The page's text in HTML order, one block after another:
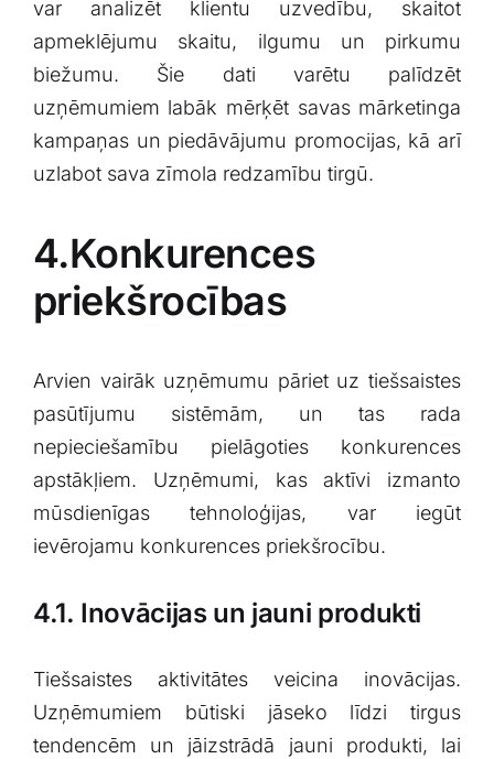
var analizēt klientu uzvedību, skaitot
apmeklējumu skaitu, ilgumu un pirkumu
biežumu. Šie dati varētu⁢ palīdzēt
uzņēmumiem labāk mērķēt savas‌ mārketinga
kampaņas un piedāvājumu promocijas, kā arī
uzlabot sava zīmola⁤ redzamību tirgū.
4.Konkurences‍
priekšrocības
Arvien vairāk uzņēmumu pāriet uz tiešsaistes​
pasūtījumu⁢ sistēmām, un tas rada⁤
nepieciešamību pielāgoties konkurences
apstākļiem. Uzņēmumi, kas ⁢aktīvi izmanto
mūsdienīgas ‍tehnoloģijas, var iegūt
ievērojamu konkurences ‍priekšrocību.
4.1. Inovācijas un jauni produkti
Tiešsaistes aktivitātes veicina inovācijas.
Uzņēmumiem būtiski jāseko līdzi tirgus
tendencēm un‍ jāizstrādā‌ jauni produkti, lai